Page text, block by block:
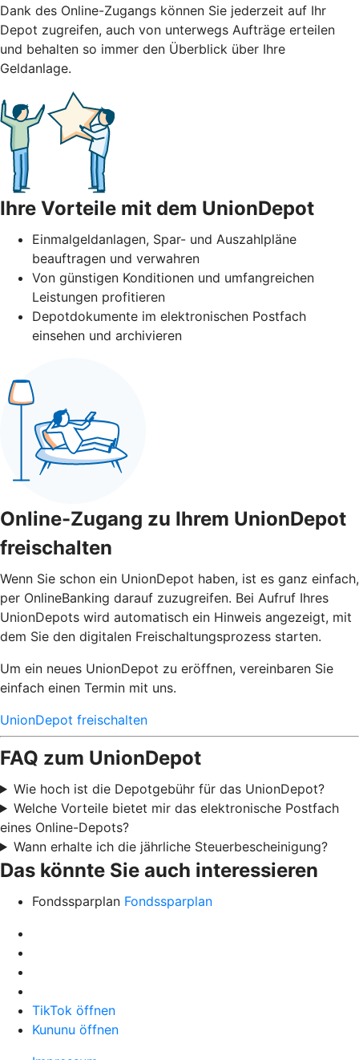
Dank des Online-Zugangs können Sie jederzeit auf Ihr
Depot zugreifen, auch von unterwegs Aufträge erteilen
und behalten so immer den Überblick über Ihre
Geldanlage.
Ihre Vorteile mit dem UnionDepot
Einmalgeldanlagen, Spar- und Auszahlpläne
beauftragen und verwahren
Von günstigen Konditionen und umfangreichen
Leistungen profitieren
Depotdokumente im elektronischen Postfach
einsehen und archivieren
Online-Zugang zu Ihrem UnionDepot
freischalten
Wenn Sie schon ein UnionDepot haben, ist es ganz einfach,
per OnlineBanking darauf zuzugreifen. Bei Aufruf Ihres
UnionDepots wird automatisch ein Hinweis angezeigt, mit
dem Sie den digitalen Freischaltungsprozess starten.
Um ein neues UnionDepot zu eröffnen, vereinbaren Sie
einfach einen Termin mit uns.
UnionDepot freischalten
FAQ zum UnionDepot
Wie hoch ist die Depotgebühr für das UnionDepot?
Welche Vorteile bietet mir das elektronische Postfach
eines Online-Depots?
Wann erhalte ich die jährliche Steuerbescheinigung?
Das könnte Sie auch interessieren
Fondssparplan Fondssparplan
TikTok öffnen
Kununu öffnen